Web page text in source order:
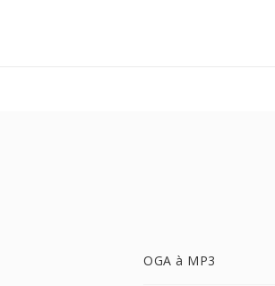
OGA à MP3